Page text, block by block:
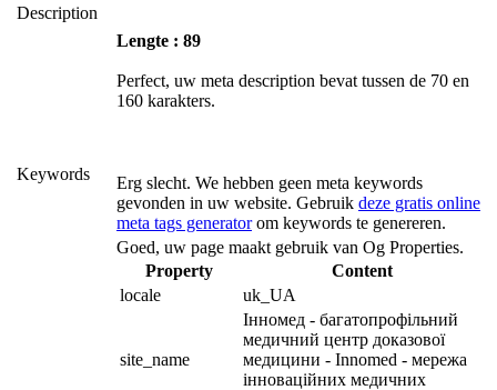
Description
Lengte : 89
Perfect, uw meta description bevat tussen de 70 en
160 karakters.
Keywords
Erg slecht. We hebben geen meta keywords
gevonden in uw website. Gebruik deze gratis online
meta tags generatorom keywords te genereren.
Goed, uw page maakt gebruik van Og Properties.
Property
Content
locale
uk_UA
site_name
Інномед - багатопрофільний
медичний центр доказової
медицини - Innomed - мережа
інноваційних медичних